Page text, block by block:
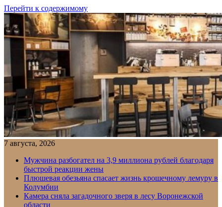
Перейти к содержимому
7 августа, 2026
Мужчина разбогател на 3,9 миллиона рублей благодаря
быстрой реакции жены
Плюшевая обезьяна спасает жизнь крошечному лемуру в
Колумбии
Камера сняла загадочного зверя в лесу Воронежской
области